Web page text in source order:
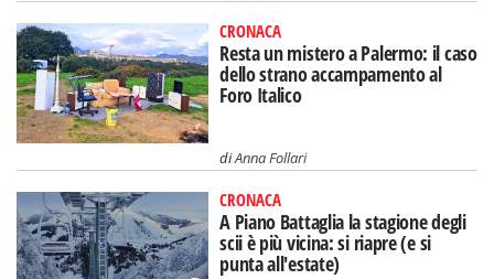
CRONACA
Resta un mistero a Palermo: il caso
dello strano accampamento al
Foro Italico
diAnna Follari
CRONACA
A Piano Battaglia la stagione degli
scii è più vicina: si riapre (e si
punta all'estate)